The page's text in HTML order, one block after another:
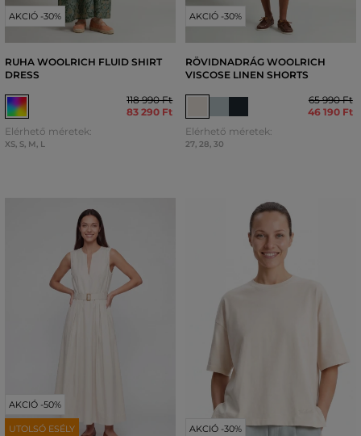
AKCIÓ -30%
RUHA WOOLRICH FLUID SHIRT
DRESS
118 990 Ft
83 290 Ft
Elérhető méretek:
XS, S, M, L
AKCIÓ -30%
RÖVIDNADRÁG WOOLRICH
VISCOSE LINEN SHORTS
65 990 Ft
46 190 Ft
Elérhető méretek:
27, 28, 30
AKCIÓ -50%
UTOLSÓ ESÉLY AKCIÓ -30%